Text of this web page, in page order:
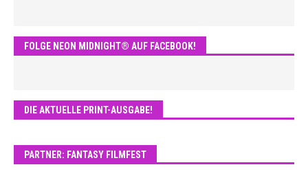
FOLGE NEON MIDNIGHT® AUF FACEBOOK!
DIE AKTUELLE PRINT-AUSGABE!
PARTNER: FANTASY FILMFEST